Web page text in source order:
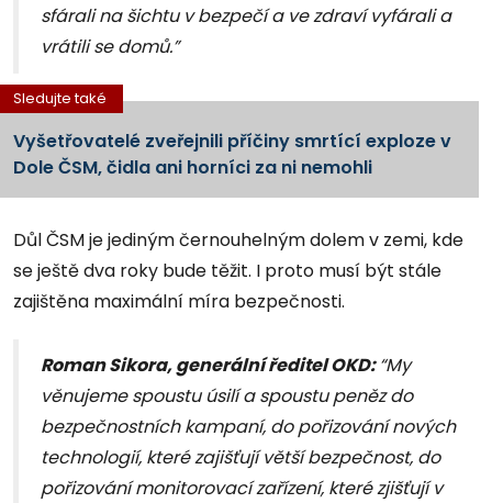
sfárali na šichtu v bezpečí a ve zdraví vyfárali a
vrátili se domů.”
Sledujte také
Vyšetřovatelé zveřejnili příčiny smrtící exploze v
Dole ČSM, čidla ani horníci za ni nemohli
Důl ČSM je jediným černouhelným dolem v zemi, kde
se ještě dva roky bude těžit. I proto musí být stále
zajištěna maximální míra bezpečnosti.
Roman Sikora, generální ředitel OKD:“My
věnujeme spoustu úsilí a spoustu peněz do
bezpečnostních kampaní, do pořizování nových
technologií, které zajišťují větší bezpečnost, do
pořizování monitorovací zařízení, které zjišťují v